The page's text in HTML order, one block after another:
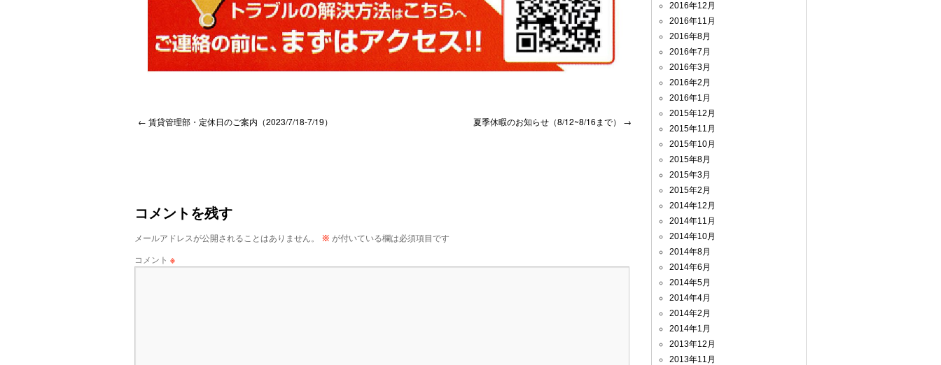
← 賃貸管理部・定休日のご案内（2023/7/18-7/19） 夏季休暇のお知らせ（8/12~8/16まで） →
コメントを残す
メールアドレスが公開されることはありません。 ※ が付いている欄は必須項目です
コメント ※
2016年12月
2016年11月
2016年8月
2016年7月
2016年3月
2016年2月
2016年1月
2015年12月
2015年11月
2015年10月
2015年8月
2015年3月
2015年2月
2014年12月
2014年11月
2014年10月
2014年8月
2014年6月
2014年5月
2014年4月
2014年2月
2014年1月
2013年12月
2013年11月